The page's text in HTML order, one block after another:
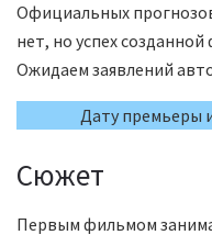
Официальных
нет, но успех
Ожидаем заявлений
Дату премьеры
Сюжет
Первым фильмом